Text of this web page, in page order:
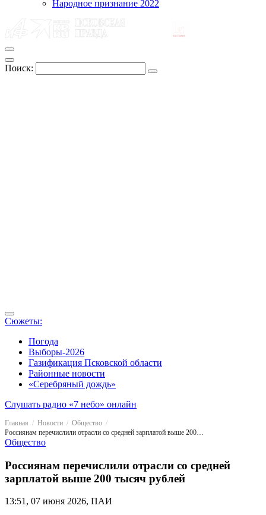
Народное признание 2022
Поиск:
Сюжеты:
Погода
Выборы-2026
Газификация Псковской области
Районные новости
«Серебряный дождь»
Слушать радио «7 небо» онлайн
Главная Новости
Общество
Россиянам перечислили отрасли со средней зарплатой выше 200 тысяч рублей
Общество
Россиянам перечислили отрасли со средней
зарплатой выше 200 тысяч рублей
13:51, 07 июня 2026, ПАИ